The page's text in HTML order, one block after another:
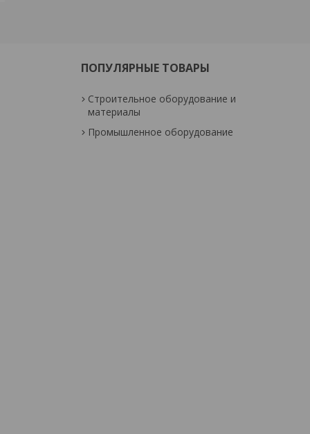
ПОПУЛЯРНЫЕ ТОВАРЫ
Строительное оборудование и
материалы
Промышленное оборудование